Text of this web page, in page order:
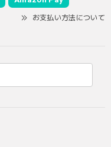
お支払い方法について